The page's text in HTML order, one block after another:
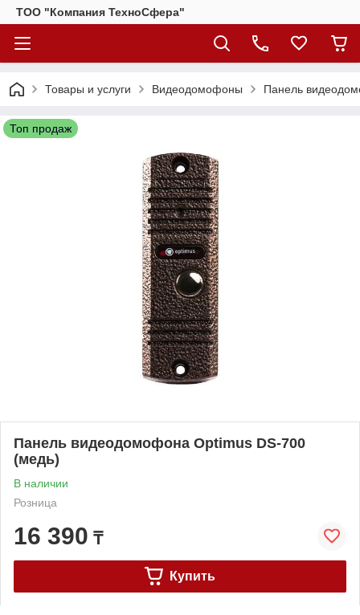
ТОО "Компания ТехноСфера"
Товары и услуги Видеодомофоны Панель
Топ продаж
Панель видеодомофона Optimus DS-700
(медь)
В наличии
Розница
16 390 ₸
Купить